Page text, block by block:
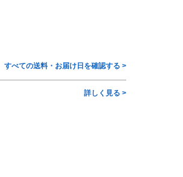
すべての送料・お届け日を確認する >
詳しく見る >